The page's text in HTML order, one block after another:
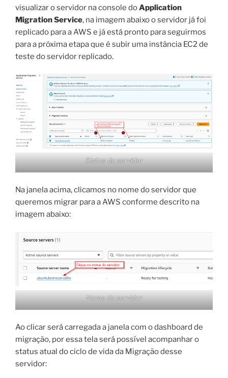
visualizar o servidor na console doApplication
Migration Service, na imagem abaixo o servidor já foi
replicado para a AWS e já está pronto para seguirmos
para a próxima etapa que é subir uma instância EC2 de
teste do servidor replicado.
Status do servidor
Na janela acima, clicamos no nome do servidor que
queremos migrar para a AWS conforme descrito na
imagem abaixo:
Nome do servidor
Ao clicar será carregada a janela com o dashboard de
migração, por essa tela será possível acompanhar o
status atual do ciclo de vida da Migração desse
servidor: